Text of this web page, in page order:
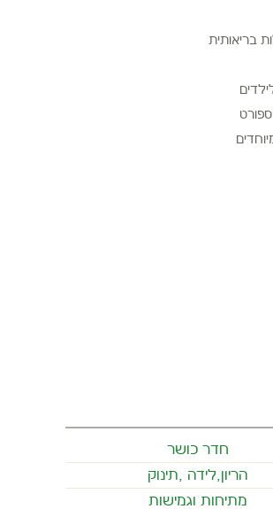
בריאותית
חדר כושר
הריון,לידה ,תינוק
מתיחות וגמישות